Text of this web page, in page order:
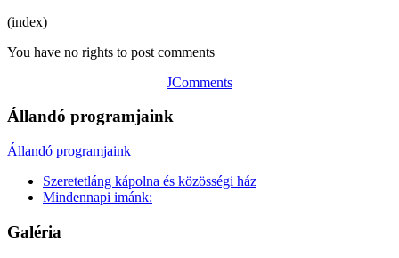
(index)
You have no rights to post comments
JComments
Állandó programjaink
Állandó programjaink
Szeretetláng kápolna és közösségi ház
Mindennapi imánk:
Galéria